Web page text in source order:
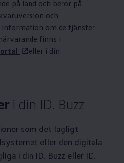
på land och beror på
och
information om de tjänster
finns i
eller i din
i din ID. Buzz
som det lagligt
eller den digitala
i din ID. Buzz eller ID.